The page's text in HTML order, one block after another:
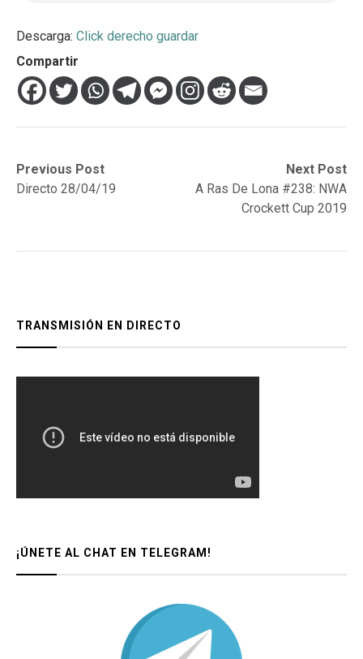
Descarga: Click derecho guardar
Compartir
Navegación
de
Previous Post
Previous
post:Directo 28/04/19
Next Post
Next
post:
A Ras De Lona #238: NWA
Crockett Cup 2019
TRANSMISIÓN EN DIRECTO
¡ÚNETE AL CHAT EN TELEGRAM!